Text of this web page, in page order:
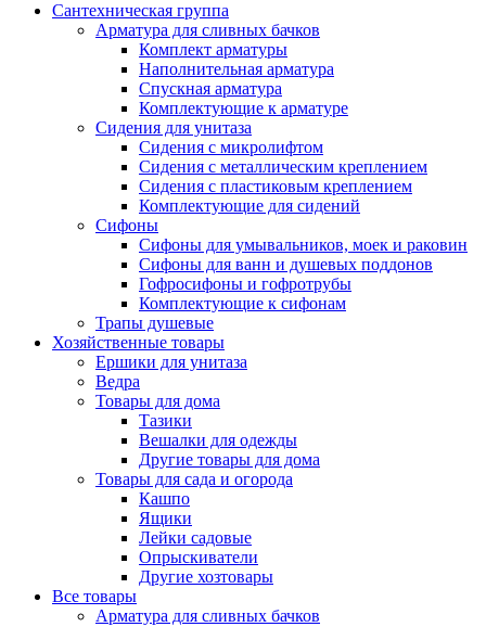
Сантехническая группа
Арматура для сливных бачков
Комплект арматуры
Наполнительная арматура
Спускная арматура
Комплектующие к арматуре
Сидения для унитаза
Сидения с микролифтом
Сидения с металлическим креплением
Сидения с пластиковым креплением
Комплектующие для сидений
Сифоны
Сифоны для умывальников, моек и раковин
Сифоны для ванн и душевых поддонов
Гофросифоны и гофротрубы
Комплектующие к сифонам
Трапы душевые
Хозяйственные товары
Ершики для унитаза
Ведра
Товары для дома
Тазики
Вешалки для одежды
Другие товары для дома
Товары для сада и огорода
Кашпо
Ящики
Лейки садовые
Опрыскиватели
Другие хозтовары
Все товары
Арматура для сливных бачков